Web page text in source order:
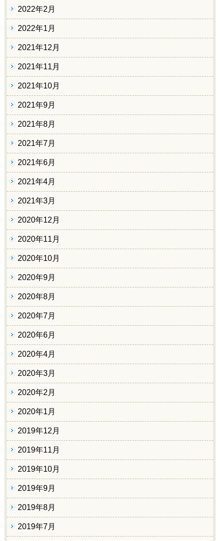
2022年2月
2022年1月
2021年12月
2021年11月
2021年10月
2021年9月
2021年8月
2021年7月
2021年6月
2021年4月
2021年3月
2020年12月
2020年11月
2020年10月
2020年9月
2020年8月
2020年7月
2020年6月
2020年4月
2020年3月
2020年2月
2020年1月
2019年12月
2019年11月
2019年10月
2019年9月
2019年8月
2019年7月